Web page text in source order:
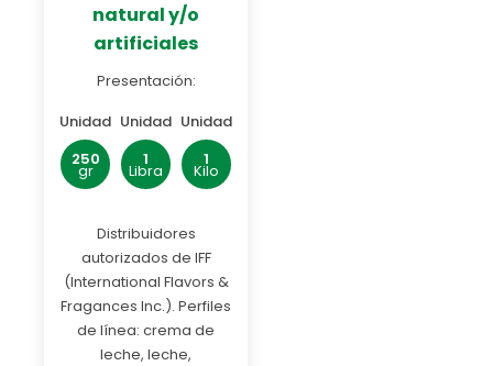
natural y/o
artificiales
Presentación:
Unidad
250
gr
Unidad
1
Libra
Unidad
1
Kilo
Distribuidores
autorizados de IFF
(International Flavors &
Fragances Inc.). Perfiles
de línea: crema de
leche, leche,